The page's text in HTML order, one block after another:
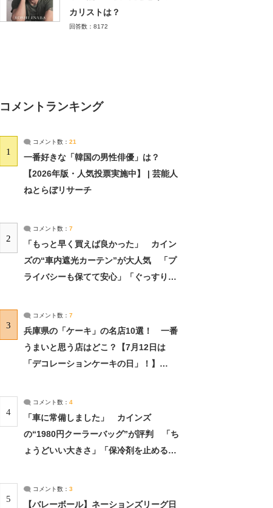
カリストは？
回答数：8172
コメントランキング
1
コメント数： 21
一番好きな「韓国の男性俳優」は？
【2026年版・人気投票実施中】 | 芸能人
ねとらぼリサーチ
2
コメント数： 7
「もっと早く買えば良かった」 カイン
ズの“車内遮光カーテン”が大人気 「プ
ライバシーも保てて安心」「ぐっすり眠
3
コメント数： 7
兵庫県の「ケーキ」の名店10選！ 一番
うまいと思う店はどこ？【7月12日は
「デコレーションケーキの日」！】
4
コメント数： 4
「車に常備しました」 カインズ
の“1980円クーラーバッグ”が評判 「ち
ょうどいい大きさ」「保冷剤を止めるベ
5
コメント数： 3
【バレーボール】ネーションズリーグ日